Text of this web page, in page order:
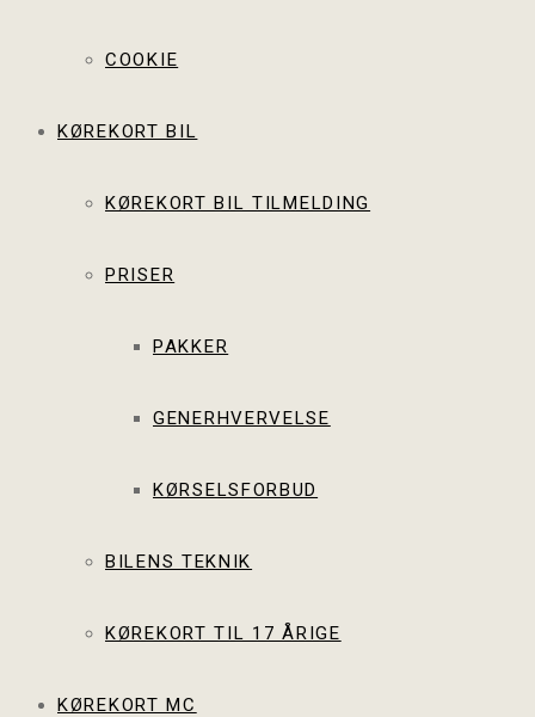
COOKIE
KØREKORT BIL
KØREKORT BIL TILMELDING
PRISER
PAKKER
GENERHVERVELSE
KØRSELSFORBUD
BILENS TEKNIK
KØREKORT TIL 17 ÅRIGE
KØREKORT MC